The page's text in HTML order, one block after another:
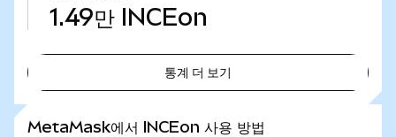
1.49만 INCEon
통계 더 보기
MetaMask에서 INCEon 사용 방법